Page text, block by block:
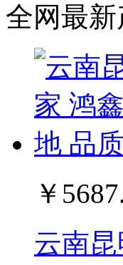
全网最新
￥
云南